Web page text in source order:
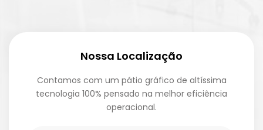
Nossa Localização
Contamos com um pátio gráfico de altíssima
tecnologia 100% pensado na melhor eficiência
operacional.